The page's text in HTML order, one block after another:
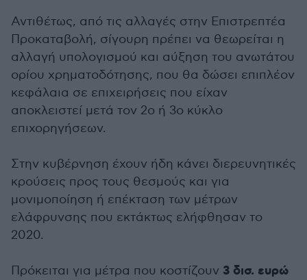
Αντιθέτως, από τις αλλαγές στην Επιστρεπτέα
Προκαταβολή, σίγουρη πρέπει να θεωρείται η
αλλαγή υπολογισμού και αύξηση του ανωτάτου
ορίου χρηματοδότησης, που θα δώσει επιπλέον
κεφάλαια σε επιχειρήσεις που είχαν
αποκλειστεί μετά τον 2ο ή 3ο κύκλο
επιχορηγήσεων.
Στην κυβέρνηση έχουν ήδη κάνει διερευνητικές
κρούσεις προς τους θεσμούς και για
μονιμοποίηση ή επέκταση των μέτρων
ελάφρυνσης που εκτάκτως ελήφθησαν το
2020.
Πρόκειται για μέτρα που κοστίζουν 3 δισ. ευρώ